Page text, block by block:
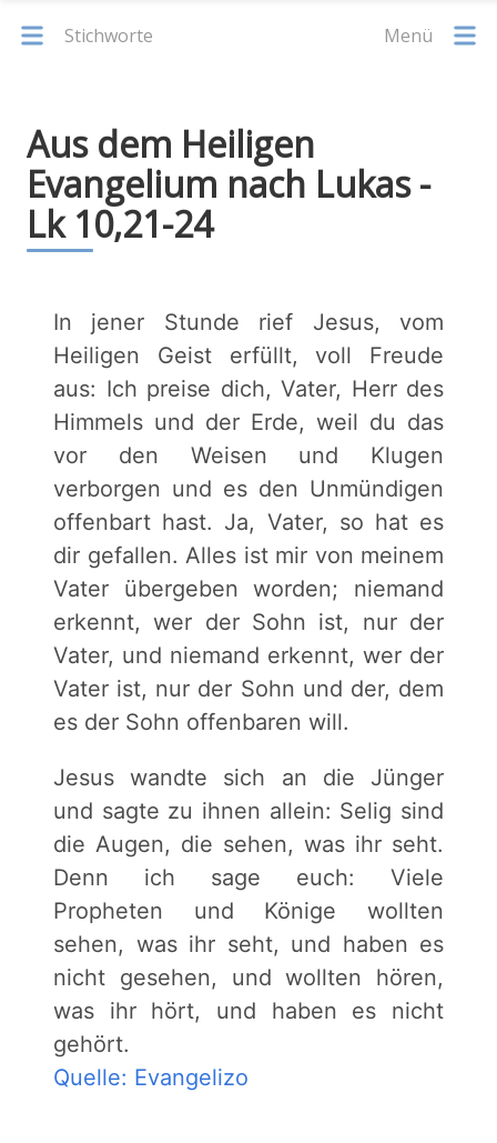
Stichworte Menü
Aus dem Heiligen
Evangelium nach Lukas -
Lk 10,21-24
In jener Stunde rief Jesus, vom
Heiligen Geist erfüllt, voll Freude
aus: Ich preise dich, Vater, Herr des
Himmels und der Erde, weil du das
vor den Weisen und Klugen
verborgen und es den Unmündigen
offenbart hast. Ja, Vater, so hat es
dir gefallen. Alles ist mir von meinem
Vater übergeben worden; niemand
erkennt, wer der Sohn ist, nur der
Vater, und niemand erkennt, wer der
Vater ist, nur der Sohn und der, dem
es der Sohn offenbaren will.
Jesus wandte sich an die Jünger
und sagte zu ihnen allein: Selig sind
die Augen, die sehen, was ihr seht.
Denn ich sage euch: Viele
Propheten und Könige wollten
sehen, was ihr seht, und haben es
nicht gesehen, und wollten hören,
was ihr hört, und haben es nicht
gehört.
Quelle: Evangelizo